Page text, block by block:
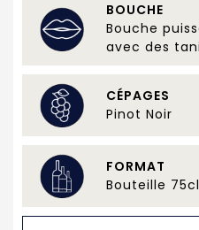
BOUCHE
Bouche
avec des
CÉPAGES
Pinot Noir
FORMAT
Bouteille 75cl